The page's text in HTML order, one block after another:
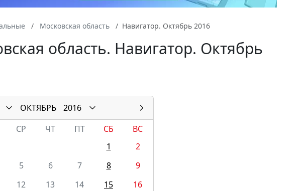
Московская область Навигатор. Октябрь 2016
область. Навигатор. Октябрь
ОКТЯБРЬ
2016
СР ЧТ ПТ СБ
ВС
1
2
5 6 7 8
9
12 13 14 15
16